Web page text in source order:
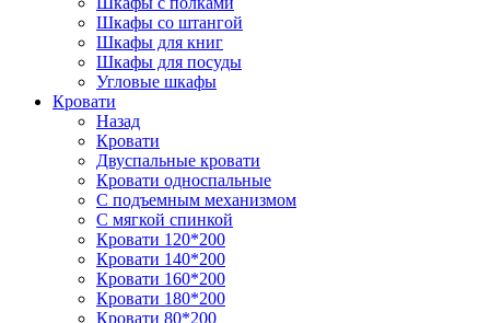
Шкафы со штангой
Шкафы для книг
Шкафы для посуды
Угловые шкафы
Кровати
Назад
Кровати
Двуспальные кровати
Кровати односпальные
С подъемным механизмом
С мягкой спинкой
Кровати 120*200
Кровати 140*200
Кровати 160*200
Кровати 180*200
Кровати 80*200